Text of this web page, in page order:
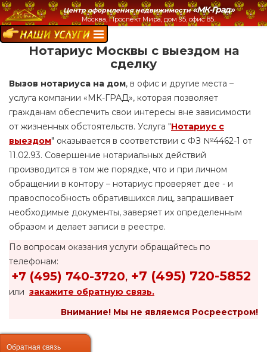
Центр оформления недвижимости «МК-Град»
Москва, Проспект Мира, дом 95, офис 85.
НАШИ УСЛУГИ:
Нотариус Москвы с выездом на
сделку
Вызов нотариуса на дом, в офис и другие места –
услуга компании «МК-ГРАД», которая позволяет
гражданам обеспечить свои интересы вне зависимости
от жизненных обстоятельств. Услуга "Нотариус с
выездом" оказывается в соответствии с ФЗ №4462-1 от
11.02.93. Совершение нотариальных действий
производится в том же порядке, что и при личном
обращении в контору – нотариус проверяет дее - и
правоспособность обратившихся лиц, запрашивает
необходимые документы, заверяет их определенным
образом и делает записи в реестре.
По вопросам оказания услуги обращайтесь по
телефонам:
+7 (495) 740-3720, +7 (495) 720-5852
или закажите обратную связь.
Внимание! Мы не являемся Росреестром!
Обратная связь
Обратная связь